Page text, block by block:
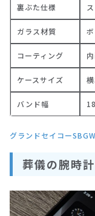
裏ぶた仕様
ガラス材質
コーティング
ケースサイズ
バンド幅
グランドセイコー
葬儀の腕時